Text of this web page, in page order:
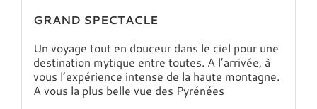
GRAND SPECTACLE
Un voyage tout en douceur dans le ciel pour une
destination mytique entre toutes. A l’arrivée, à
vous l’expérience intense de la haute montagne.
A vous la plus belle vue des Pyrénées